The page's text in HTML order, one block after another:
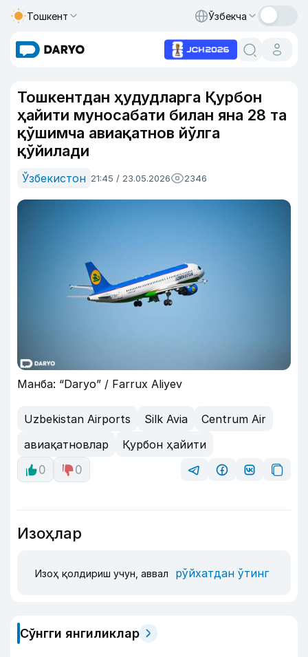
Тошкент Ўзбекча
Тошкентдан ҳудудларга Қурбон
ҳайити муносабати билан яна 28 та
қўшимча авиақатнов йўлга
қўйилади
Ўзбекистон 21:45 / 23.05.2026 2346
Манба: “Daryo” / Farrux Aliyev
Uzbekistan Airports Silk Avia
Centrum Air
авиақатновлар
Қурбон ҳайити
0
0
Изоҳлар
Изоҳ қолдириш учун, аввал рўйхатдан ўтинг
Сўнгги янгиликлар